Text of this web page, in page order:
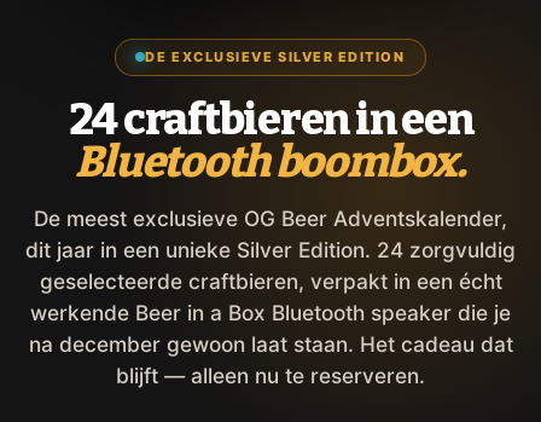
DE EXCLUSIEVE SILVER EDITION
24 craftbieren in een
Bluetooth boombox.
De meest exclusieve OG Beer Adventskalender,
dit jaar in een unieke Silver Edition. 24 zorgvuldig
geselecteerde craftbieren, verpakt in een écht
werkende Beer in a Box Bluetooth speaker die je
na december gewoon laat staan. Het cadeau dat
blijft — alleen nu te reserveren.